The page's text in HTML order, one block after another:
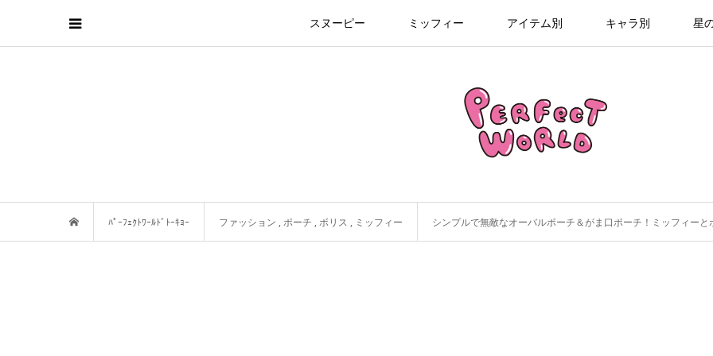
スヌーピー ミッフィー アイテム別 キャラ別 星
ﾊﾟｰﾌｪｸﾄﾜｰﾙﾄﾞﾄｰｷｮｰ ファッション ,ポーチ ,ボリス , ミッフィー シンプルで無敵なオーバルポーチ＆がま口ポーチ！ミッフィーと